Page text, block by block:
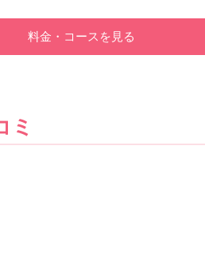
料金・コースを見る
ミ